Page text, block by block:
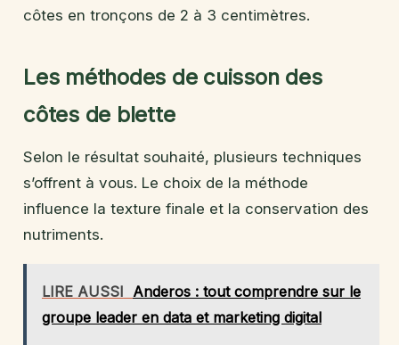
côtes en tronçons de 2 à 3 centimètres.
Les méthodes de cuisson des
côtes de blette
Selon le résultat souhaité, plusieurs techniques
s’offrent à vous. Le choix de la méthode
influence la texture finale et la conservation des
nutriments.
LIRE AUSSI Anderos : tout comprendre sur le
groupe leader en data et marketing digital